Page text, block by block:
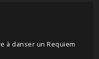
à danser un Requiem